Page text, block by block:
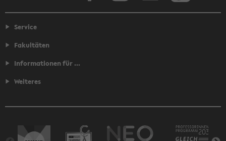
Service
Fakultäten
Informationen für ...
Weiteres